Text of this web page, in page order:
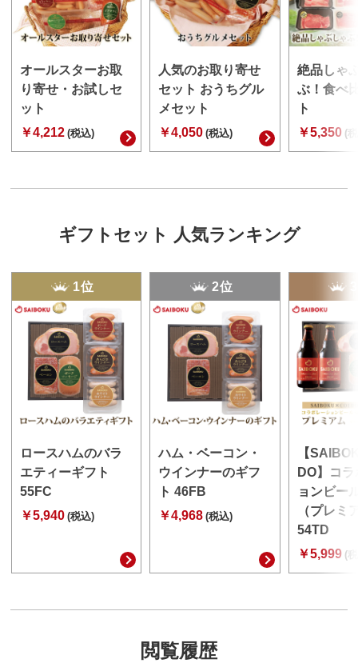
オールスターお取
り寄せ・お試しセ
ット
￥4,212 (税込)
人気のお取り寄せ
セット おうちグル
メセット
￥4,050 (税込)
絶品しゃ
ぶ！食べ
ト
￥5,350 (
ギフトセット 人気ランキング
1位
ロースハムのバラ
エティーギフト
55FC
￥5,940 (税込)
2位
ハム・ベーコン・
ウインナーのギフ
ト 46FB
￥4,968 (税込)
【
DO】コ
ョンビー
（プレミ
54TD
￥5,999 (
閲覧履歴